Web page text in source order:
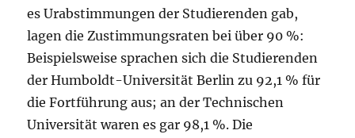
es Urabstimmungen der Studierenden gab,
lagen die Zustimmungsraten bei über 90 %:
Beispielsweise sprachen sich die Studierenden
der Humboldt-Universität Berlin zu 92,1 % für
die Fortführung aus; an der Technischen
Universität waren es gar 98,1 %. Die